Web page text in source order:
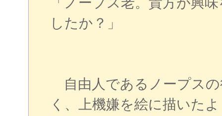
したか？」
自由人であるノープスの
く、上機嫌を絵に描いた